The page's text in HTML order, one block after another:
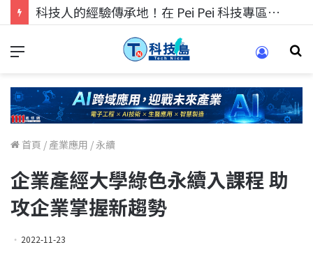
科技人的經驗傳承地！在 Pei Pei 科技專區，與學弟妹交流最硬核的技術
首頁 / 產業應用 /永續
企業產經大學綠色永續入課程 助
攻企業掌握新趨勢
2022-11-23